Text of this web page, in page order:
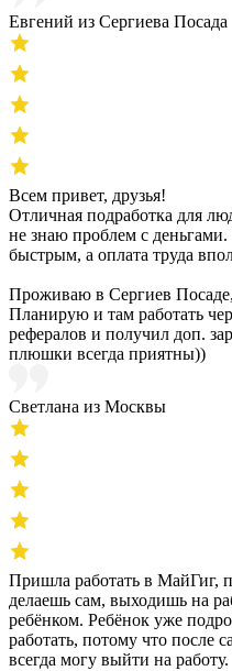
Евгений из Сергиева Посада
Всем привет, друзья!
Отличная подработка для
не знаю проблем с
быстрым, а оплата труда
Проживаю в Сергиев
Планирую и там работать
рефералов и получил доп.
плюшки всегда приятны))
Светлана из Москвы
Пришла работать в МайГиг,
делаешь сам, выходишь на
ребёнком. Ребёнок уже
работать, потому что после
всегда могу выйти на работу.